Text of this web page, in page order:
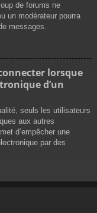
de forums ne
un modérateur pourra
messages.
lorsque
d’un
seuls les utilisateurs
aux autres
d’empêcher une
par des